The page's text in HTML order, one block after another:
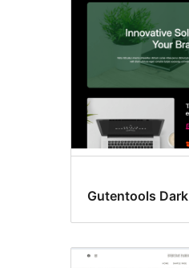
Gutentools Dark